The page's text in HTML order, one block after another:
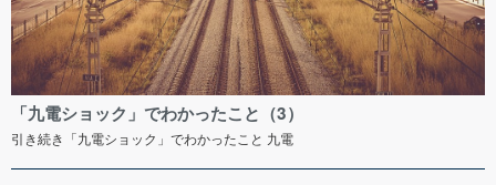
「九電ショック」でわかったこと（3）
引き続き「九電ショック」でわかったこと 九電